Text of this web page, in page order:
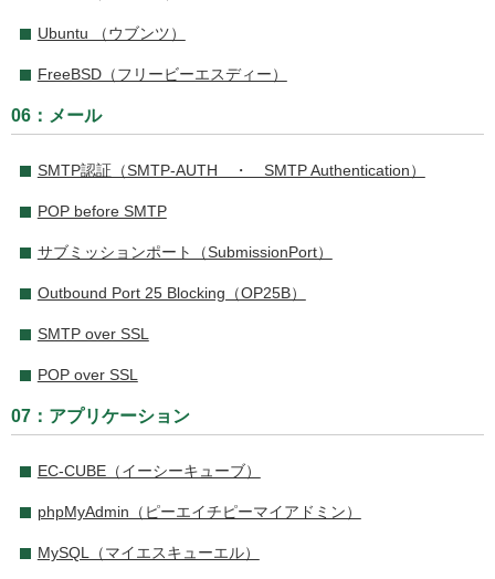
Ubuntu （ウブンツ）
FreeBSD（フリービーエスディー）
06：メール
SMTP認証（SMTP-AUTH ・ SMTP Authentication）
POP before SMTP
サブミッションポート（SubmissionPort）
Outbound Port 25 Blocking（OP25B）
SMTP over SSL
POP over SSL
07：アプリケーション
EC-CUBE（イーシーキューブ）
phpMyAdmin（ピーエイチピーマイアドミン）
MySQL（マイエスキューエル）